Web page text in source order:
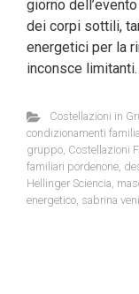
giorno
dei corpi sottili,
energetici per la
inconsce limitanti.
Costellazioni in
condizionamenti
gruppo, Costellazioni
familiari pordenone,
Hellinger Sciencia,
energetico, sabrina